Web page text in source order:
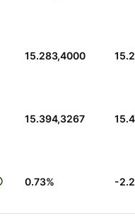
15.283,4000
15.394,3267
0.73% -